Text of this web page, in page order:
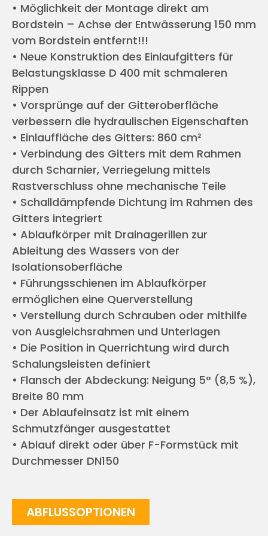
• Möglichkeit der Montage direkt am
Bordstein – Achse der Entwässerung 150 mm
vom Bordstein entfernt!!!
• Neue Konstruktion des Einlaufgitters für
Belastungsklasse D 400 mit schmaleren
Rippen
• Vorsprünge auf der Gitteroberfläche
verbessern die hydraulischen Eigenschaften
• Einlauffläche des Gitters: 860 cm²
• Verbindung des Gitters mit dem Rahmen
durch Scharnier, Verriegelung mittels
Rastverschluss ohne mechanische Teile
• Schalldämpfende Dichtung im Rahmen des
Gitters integriert
• Ablaufkörper mit Drainagerillen zur
Ableitung des Wassers von der
Isolationsoberfläche
• Führungsschienen im Ablaufkörper
ermöglichen eine Querverstellung
• Verstellung durch Schrauben oder mithilfe
von Ausgleichsrahmen und Unterlagen
• Die Position in Querrichtung wird durch
Schalungsleisten definiert
• Flansch der Abdeckung: Neigung 5° (8,5 %),
Breite 80 mm
• Der Ablaufeinsatz ist mit einem
Schmutzfänger ausgestattet
• Ablauf direkt oder über F-Formstück mit
Durchmesser DN150
ABFLUSSOPTIONEN